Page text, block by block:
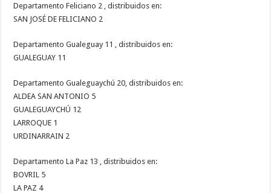
Departamento Feliciano 2 , distribuidos en:
SAN JOSÉ DE FELICIANO 2
Departamento Gualeguay 11 , distribuidos en:
GUALEGUAY 11
Departamento Gualeguaychú 20, distribuidos en:
ALDEA SAN ANTONIO 5
GUALEGUAYCHÚ 12
LARROQUE 1
URDINARRAIN 2
Departamento La Paz 13 , distribuidos en:
BOVRIL 5
LA PAZ 4